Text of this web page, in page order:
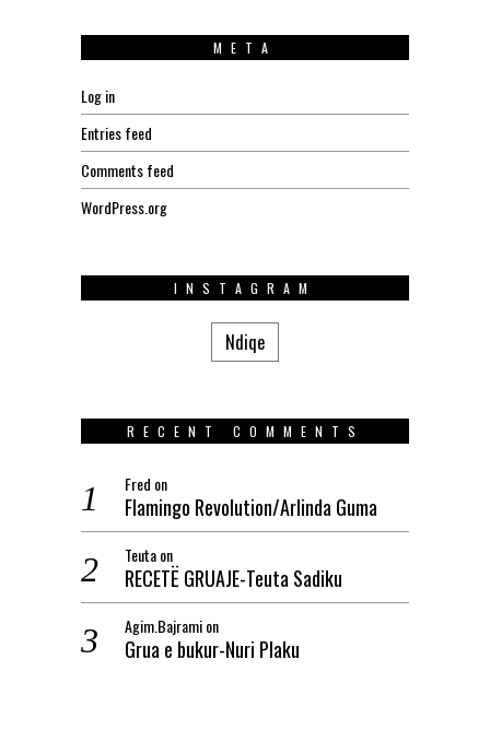
META
Log in
Entries feed
Comments feed
WordPress.org
INSTAGRAM
Ndiqe
RECENT COMMENTS
Fred on
Flamingo Revolution/Arlinda Guma
Teutaon
RECETË GRUAJE-Teuta Sadiku
Agim.Bajramion
Grua e bukur-Nuri Plaku